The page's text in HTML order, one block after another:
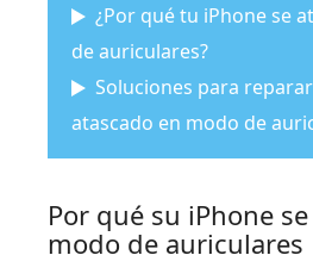
¿Por qué tu iPhone se
de auriculares?
Soluciones para
atascado en modo de
Por qué su iPhone
modo de auriculares